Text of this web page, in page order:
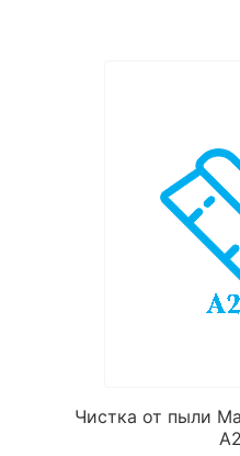
Чистка от пыли